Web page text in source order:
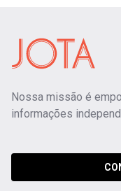
Nossa missão é
informações